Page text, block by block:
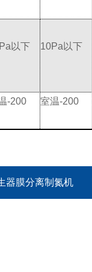
以下 10Pa以下
-200 室温-200
器膜分离制氮机